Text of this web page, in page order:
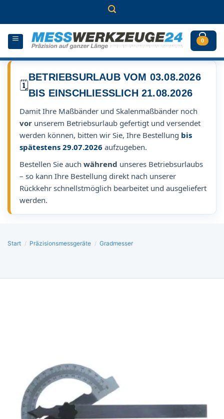
0
🗓️
BETRIEBSURLAUB VOM 03.08.2026
BIS EINSCHLIESSLICH 21.08.2026
Damit Ihre Maßbänder und Skalenmaßbänder noch
vor unserem Betriebsurlaub gefertigt und versendet
werden können, bitten wir Sie, Ihre Bestellung bis
spätestens 29.07.2026 aufzugeben.
Bestellen Sie auch während unseres Betriebsurlaubs
– so kann Ihre Bestellung direkt nach unserer
Rückkehr schnellstmöglich bearbeitet und ausgeliefert
werden.
Start / Präzisionsmessgeräte / Gradmesser